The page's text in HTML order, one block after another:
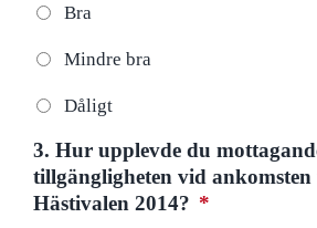
Bra
Mindre bra
Dåligt
3. Hur upplevde du
tillgängligheten vid
Hästivalen 2014? *